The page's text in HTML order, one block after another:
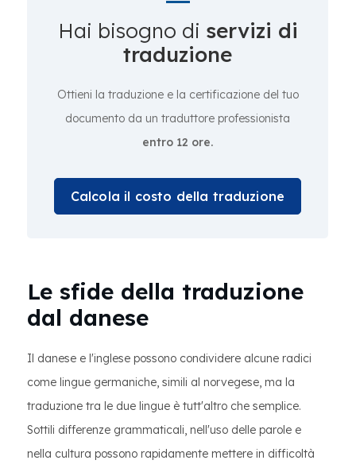
Hai bisogno di servizi di
traduzione
Ottieni la traduzione e la certificazione del tuo
documento da un traduttore professionista
entro 12 ore.
Calcola il costo della traduzione
Le sfide della traduzione
dal danese
Il danese e l'inglese possono condividere alcune radici
come lingue germaniche, simili al norvegese, ma la
traduzione tra le due lingue è tutt'altro che semplice.
Sottili differenze grammaticali, nell'uso delle parole e
nella cultura possono rapidamente mettere in difficoltà